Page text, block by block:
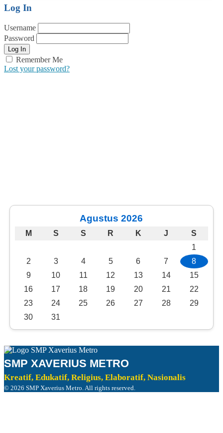
Log In
Username
Password
Remember Me
Lost your password?
Agustus 2026
M S S R K J
S
1
2
3 4 5 6 7
8
9
10 11 12 13 14
15
16
17 18 19 20 21
22
23
24 25 26 27 28
29
30
31
SMP XAVERIUS METRO
Kreatif, Edukatif, Religius, Elaboratif, Nasionalis
© 2026 SMP Xaverius Metro. All rights reserved.